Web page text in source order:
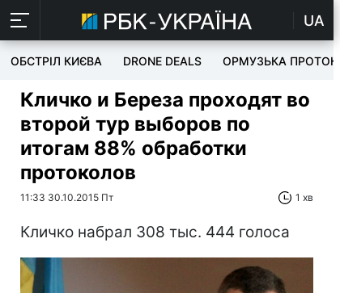
UA
ОБСТРІЛ КИЄВА DRONE DEALS ОРМУЗЬКА ПРОТОКА
Кличко и Береза проходят во
второй тур выборов по
итогам 88% обработки
протоколов
11:33 30.10.2015 Пт 1 хв
Кличко набрал 308 тыс. 444 голоса